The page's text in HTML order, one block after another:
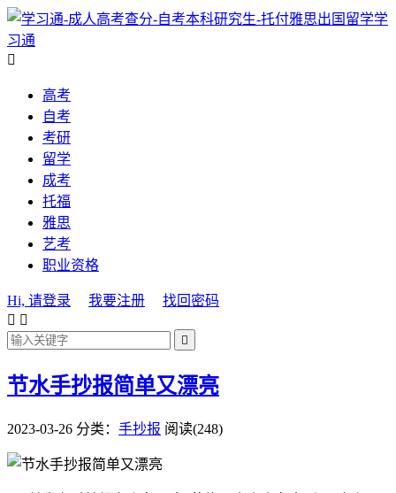
学
习通

高考
自考
考研
留学
成考
托福
雅思
艺考
职业资格
Hi, 请登录 我要注册
找回密码
 

​节水手抄报简单又漂亮
2023-03-26 分类： 手抄报 阅读(248)